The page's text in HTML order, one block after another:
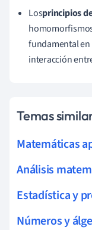
Losprincipios
fundamental
interacción
Temas
Matemáticas
Análisis
Estadística y
Números y